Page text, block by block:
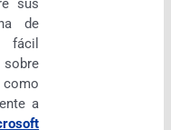
sus
de
a